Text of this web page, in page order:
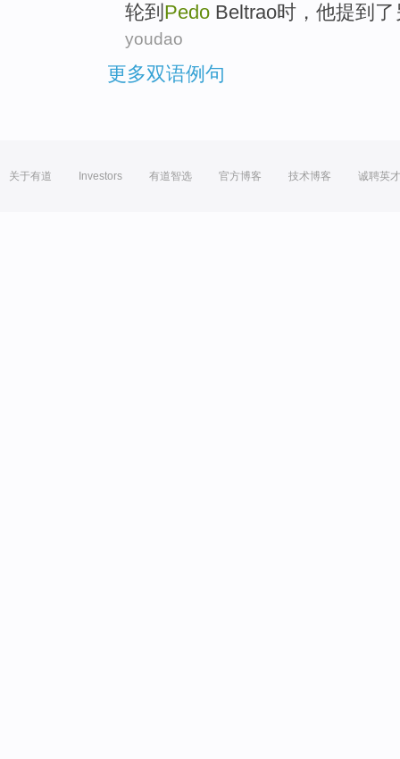
轮到 Pedo Beltrao时， 他提到 了
youdao
更多双语例句
关于有道 Investors 有道智选 官方博客 技术博客 诚聘英才